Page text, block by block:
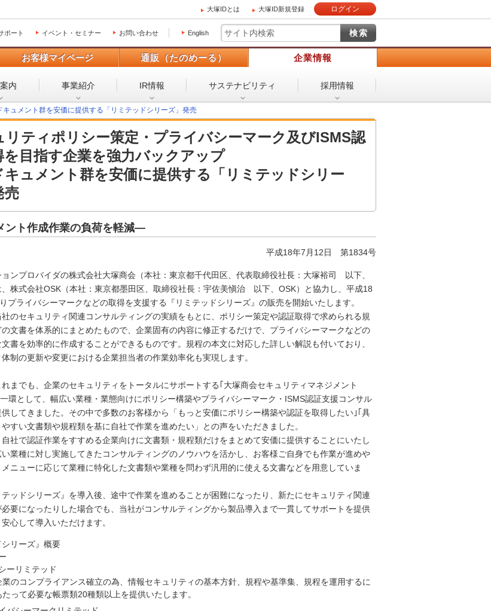
大塚IDとは 大塚ID新規登録 ログイン
ポート イベント・セミナー お問い合わせ English
お客様マイページ 通販（たのめーる） 企業情報
内 事業紹介 IR情報 サステナビリティ 採用情報
キュメント群を安価に提供する「リミテッドシリーズ」発売
リティポリシー策定・プライバシーマーク及びISMS認
を目指す企業を強力バックアップ
キュメント群を安価に提供する「リミテッドシリー
売
ント作成作業の負荷を軽減―
平成18年7月12日 第1834号
ンプロバイダの株式会社大塚商会（本社：東京都千代田区、代表取締役社長：大塚裕司 以下、
、株式会社OSK（本社：東京都墨田区、取締役社長：宇佐美愼治 以下、OSK）と協力し、平成18
プライバシーマークなどの取得を支援する『リミテッドシリーズ』の販売を開始いたします。
のセキュリティ関連コンサルティングの実績をもとに、ポリシー策定や認証取得で求められる規
文書を体系的にまとめたもので、企業固有の内容に修正するだけで、プライバシーマークなどの
書を効率的に作成することができるものです。規程の本文に対応した詳しい解説も付いており、
制の更新や変更における企業担当者の作業効率化も実現します。
までも、企業のセキュリティをトータルにサポートする｢大塚商会セキュリティマネジメント
一環として、幅広い業種・業態向けにポリシー構築やプライバシーマーク・ISMS認証支援コンサル
してきました。その中で多数のお客様から「もっと安価にポリシー構築や認証を取得したい｣｢具
すい文書類や規程類を基に自社で作業を進めたい」との声をいただきました。
社で認証作業をすすめる企業向けに文書類・規程類だけをまとめて安価に提供することにいたし
い業種に対し実施してきたコンサルティングのノウハウを活かし、お客様ご自身でも作業が進めや
ニューに応じて業種に特化した文書類や業種を問わず汎用的に使える文書などを用意していま
テッドシリーズ』を導入後、途中で作業を進めることが困難になったり、新たにセキュリティ関連
要になったりした場合でも、当社がコンサルティングから製品導入まで一貫してサポートを提供
心して導入いただけます。
シリーズ』概要
ーリミテッド
業のコンプライアンス確立の為、情報セキュリティの基本方針、規程や基準集、規程を運用するに
たって必要な帳票類20種類以上を提供いたします。